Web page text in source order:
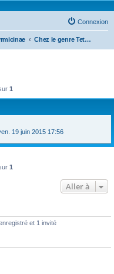
Connexion
Chez le genre Tetramorium
1
19 juin 2015 17:56
1
Aller à
et 1 invité